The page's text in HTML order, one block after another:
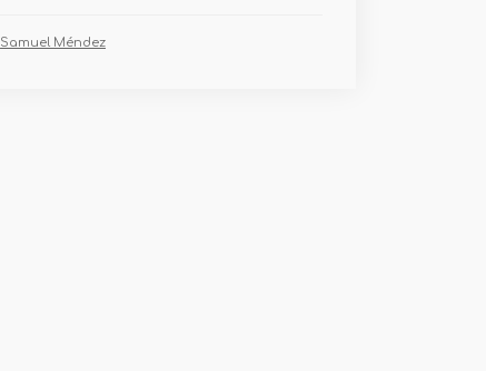
Samuel Méndez